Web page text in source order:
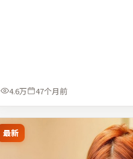
4.6万 47个月前
最新